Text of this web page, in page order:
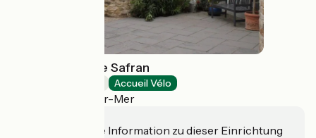
La Boussole - Le Safran
Accueil Vélo
La Tranche-sur-Mer
Haben Sie eine Information zu dieser Einrichtung